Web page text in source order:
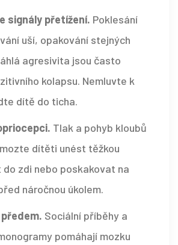
signály přetížení. Poklesání
uší, opakování stejných
agresivita jsou často
kolapsu. Nemluvte k
dítě do ticha.
Tlak a pohyb kloubů
dítěti unést těžkou
zdi nebo poskakovat na
náročnou úkolem.
Sociální příběhy a
pomáhají mozku